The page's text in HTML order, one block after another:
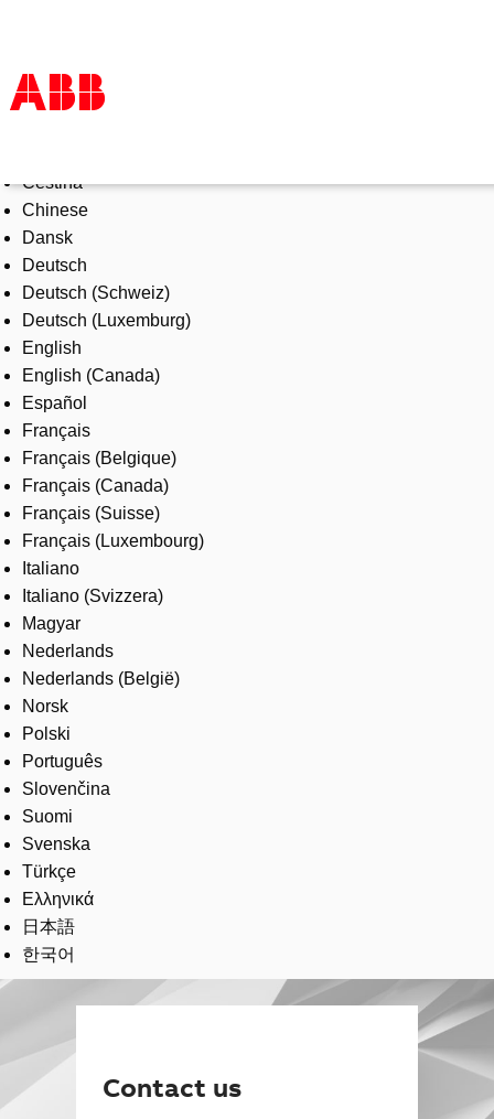
Products & Solutions
Industries
Services
About us
Where to buy
Contact us
Careers
Čeština
Chinese
Dansk
Deutsch
Deutsch (Schweiz)
Deutsch (Luxemburg)
English
English (Canada)
Español
Français
Français (Belgique)
Français (Canada)
Français (Suisse)
Français (Luxembourg)
Italiano
Italiano (Svizzera)
Magyar
Nederlands
Nederlands (België)
Norsk
Polski
Português
Slovenčina
Suomi
Svenska
Türkçe
Ελληνικά
日本語
한국어
Contact us